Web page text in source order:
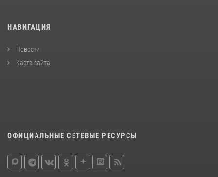
НАВИГАЦИЯ
Новости
Карта сайта
ОФИЦИАЛЬНЫЕ СЕТЕВЫЕ РЕСУРСЫ